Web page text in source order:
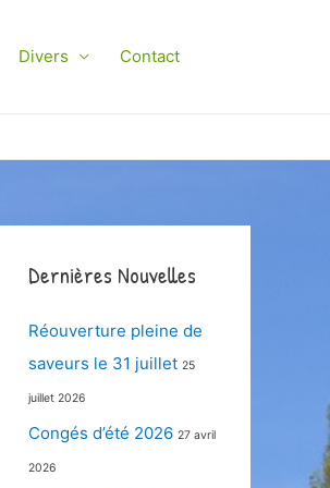
Divers Contact
Dernières Nouvelles
Réouverture pleine de
saveurs le 31 juillet 25
juillet 2026
Congés d’été 2026 27 avril
2026